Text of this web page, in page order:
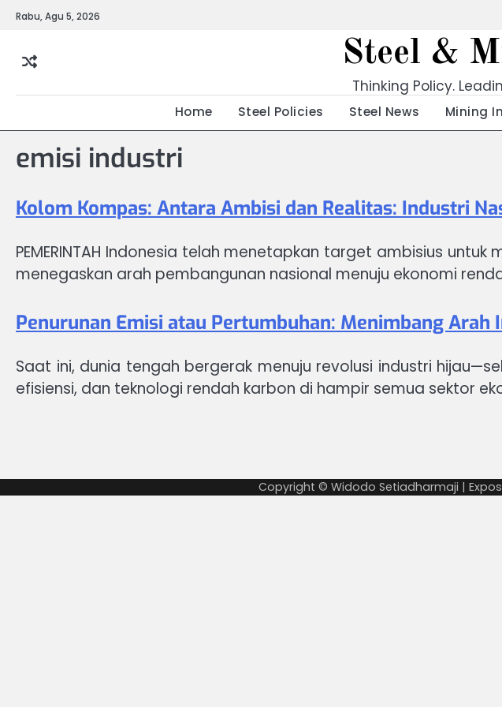
SkipRabu, Agu 5, 2026
Steel &
Thinking Policy.
Home Steel Policies Steel News Mining
emisi industri
Kolom Kompas: Antara Ambisi dan Realitas: Industri
PEMERINTAH Indonesia telah menetapkan target ambisius
menegaskan arah pembangunan nasional menuju ekonomi
Penurunan Emisi atau Pertumbuhan: Menimbang Arah
Saat ini, dunia tengah bergerak menuju revolusi industri
efisiensi, dan teknologi rendah karbon di hampir semua sektor
Copyright © Widodo Setiadharmaji |